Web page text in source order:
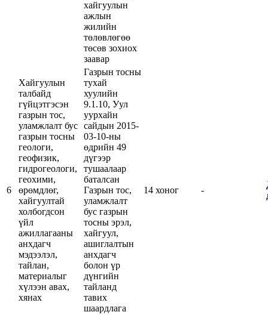
хайгуулын
ажлын
жилийн
төлөвлөгөө
төсөв зохиох
заавар
6
Хайгуулын
талбайд
гүйцэтгэсэн
газрын тос,
уламжлалт бус
газрын тосны
геологи,
геофизик,
гидрогеологи,
геохими,
өрөмдлөг,
хайгуултай
холбогдсон
үйл
ажиллагааны
анхдагч
мэдээлэл,
тайлан,
материалыг
хүлээн авах,
хянах
Газрын тосны
тухай
хуулийн
9.1.10, Уул
уурхайн
сайдын 2015-
03-10-ны
өдрийн 49
дүгээр
тушаалаар
баталсан
Газрын тос,
уламжлалт
бус газрын
тосны эрэл,
хайгуул,
ашиглалтын
анхдагч
болон үр
дүнгийн
тайланд
тавих
шаардлага
14 хоног -